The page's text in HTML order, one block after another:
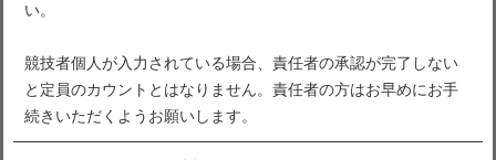
い。
競技者個人が入力されている場合、責任者の承認が完了しない
と定員のカウントとはなりません。責任者の方はお早めにお手
続きいただくようお願いします。